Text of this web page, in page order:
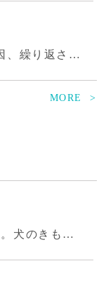
犬の膀胱炎は薬で治る?症状や原因、繰り返さないための体質改善のポイント
MORE
明けましておめでとうございます。犬のきもちに紹介されました。